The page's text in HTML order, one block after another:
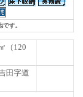
す。
（120
田字道